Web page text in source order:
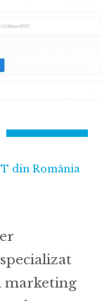
din România
marketing